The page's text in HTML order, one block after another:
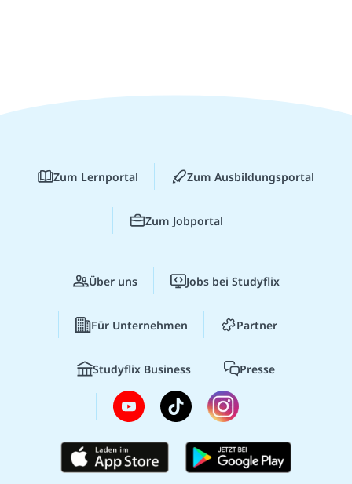
Zum Lernportal Zum Ausbildungsportal
Zum Jobportal
Über uns Jobs bei Studyflix
Für Unternehmen Partner
Studyflix Business Presse